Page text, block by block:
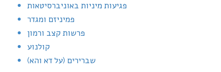
פגיעות מיניות באוניברסיטאות
פמיניזם ומגדר
פרשות קצב ורמון
קולנוע
שברירים (על דא והא)